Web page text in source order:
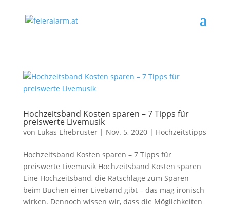
Hochzeitsband Kosten sparen – 7 Tipps für
preiswerte Livemusik
von Lukas Ehebruster| Nov. 5, 2020| Hochzeitstipps
Hochzeitsband Kosten sparen – 7 Tipps für
preiswerte Livemusik Hochzeitsband Kosten sparen
Eine Hochzeitsband, die Ratschläge zum Sparen
beim Buchen einer Liveband gibt – das mag ironisch
wirken. Dennoch wissen wir, dass die Möglichkeiten